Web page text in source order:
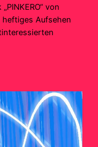
von
Aufsehen